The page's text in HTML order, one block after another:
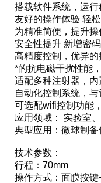
搭载软件系统，运
友好的操作体验 轻
为精准简便，提升
安全性提升 新增密
高精度控制，优异
*的抗电磁干扰性能
适配多种注射器，
自动化控制系统，
可选配wifi控制功能
应用领域： 实验室
典型应用：微球制
技术参数：
行程：70mm
操作方式：面膜按